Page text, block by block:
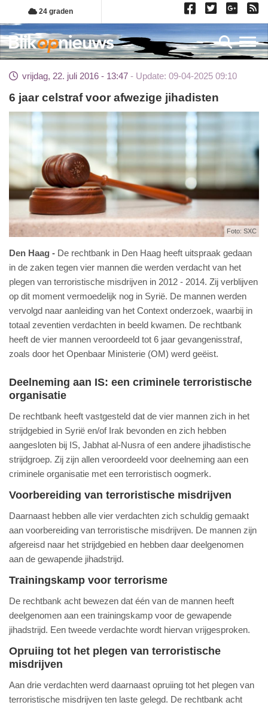
Overslaan
en
naar
de
gaan
24 graden
vrijdag, 22. juli 2016 - 13:47 Update: 09-04-2025 09:10
6 jaar celstraf voor afwezige jihadisten
Foto: SXC
Den Haag
De rechtbank in Den Haag heeft uitspraak gedaan
in de zaken tegen vier mannen die werden verdacht van het
plegen van terroristische misdrijven in 2012 - 2014. Zij verblijven
op dit moment vermoedelijk nog in Syrië. De mannen werden
vervolgd naar aanleiding van het Context onderzoek, waarbij in
totaal zeventien verdachten in beeld kwamen. De rechtbank
heeft de vier mannen veroordeeld tot 6 jaar gevangenisstraf,
zoals door het Openbaar Ministerie (OM) werd geëist.
Deelneming aan IS: een criminele terroristische
organisatie
De rechtbank heeft vastgesteld dat de vier mannen zich in het
strijdgebied in Syrië en/of Irak bevonden en zich hebben
aangesloten bij IS, Jabhat al-Nusra of een andere jihadistische
strijdgroep. Zij zijn allen veroordeeld voor deelneming aan een
criminele organisatie met een terroristisch oogmerk.
​Voorbereiding van terroristische misdrijven
Daarnaast hebben alle vier verdachten zich schuldig gemaakt
aan voorbereiding van terroristische misdrijven. De mannen zijn
afgereisd naar het strijdgebied en hebben daar deelgenomen
aan de gewapende jihadstrijd.
​Trainingskamp voor terrorisme
De rechtbank acht bewezen dat één van de mannen heeft
deelgenomen aan een trainingskamp voor de gewapende
jihadstrijd. Een tweede verdachte wordt hiervan vrijgesproken.
​Opruiing tot het plegen van terroristische
misdrijven
Aan drie verdachten werd daarnaast opruiing tot het plegen van
terroristische misdrijven ten laste gelegd. De rechtbank acht